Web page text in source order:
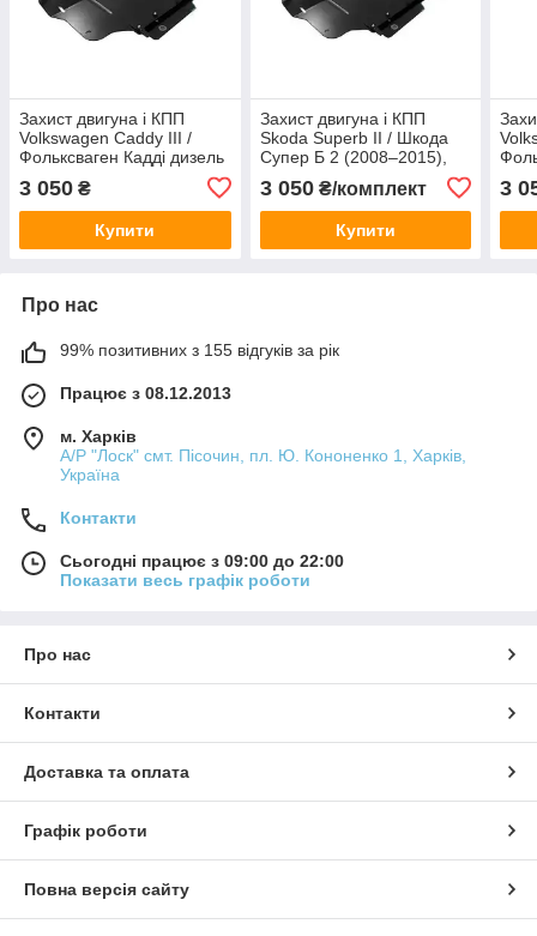
Захист двигуна і КПП
Volkswagen Caddy III /
Фольксваген Кадді дизель
(2004–2020), арт. 395/12,
сталь 2 мм
3 050 ₴
Купити
Захист двигуна і КПП
Skoda Superb II / Шкода
Супер Б 2 (2008–2015),
3 050₴/комплект
Купити
3
Про нас
99% позитивних з 155 відгуків за рік
Працює з 08.12.2013
м. Харків
А/Р "Лоск" смт. Пісочин, пл. Ю. Кононенко 1, Харків,
Україна
Контакти
Сьогодні працює з 09:00 до 22:00
Показати весь графік роботи
Про нас
Контакти
Доставка та оплата
Графік роботи
Повна версія сайту